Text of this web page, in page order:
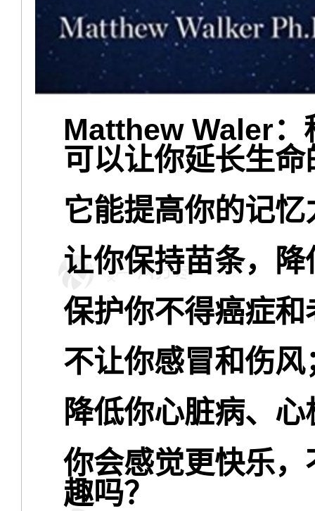
Matthew Waler：
可以让你延长生
它能提高你的记
让你保持苗条，降
保护你不得癌症和
不让你感冒和伤风
降低你心脏病、
你会感觉更快乐
趣吗？